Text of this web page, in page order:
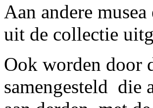
Aan andere
uit de collectie
Ook worden door
samengesteld die